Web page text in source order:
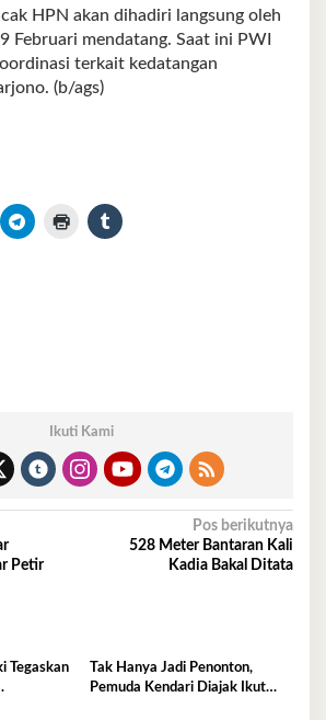
HPN akan dihadiri langsung oleh
Februari mendatang. Saat ini PWI
terkait kedatangan
(b/ags)
Ikuti Kami
Petir
Pos berikutnya
528 Meter Bantaran Kali
Kadia Bakal Ditata
Tegaskan
Tak Hanya Jadi Penonton,
Pemuda Kendari Diajak Ikut